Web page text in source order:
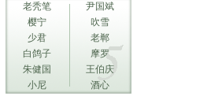
老秃笔
尹国斌
樱宁
吹雪
少君
老郸
白鸽子
摩罗
朱健国
王伯庆
小尼
酒心